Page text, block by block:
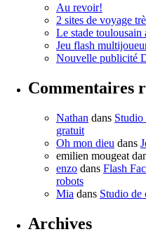
Au revoir!
2 sites de voyage
Le stade toulousain
Jeu flash
Nouvelle publicité
Commentaires
Nathan dans Studio
gratuit
Oh mon dieu dans
emilien mougeat
enzo dans Flash
robots
Mia dans Studio de
Archives